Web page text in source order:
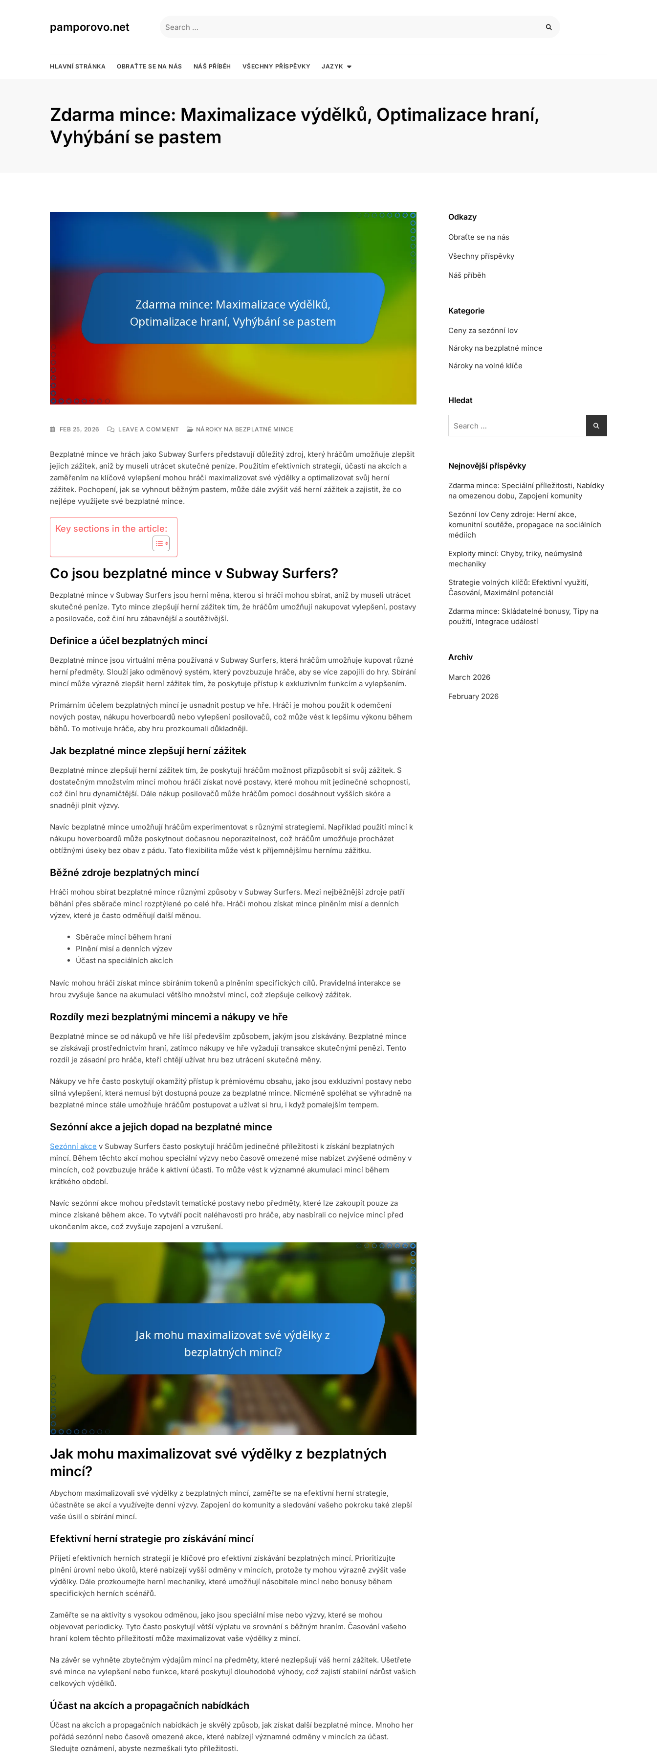
pamporovo.net
for:
HLAVNÍ STRÁNKA OBRAŤTE SE NA NÁS NÁŠ PŘÍBĚH VŠECHNY PŘÍSPĚVKY JAZYK
Zdarma mince: Maximalizace výdělků, Optimalizace hraní,
Vyhýbání se pastem
FEB 25, 2026 LEAVE A COMMENTON
MAXIMALIZACE
VÝDĚLKŮ,
OPTIMALIZACE
VYHÝBÁNÍ
SE
NÁROKY NA BEZPLATNÉ MINCE
Bezplatné mince ve hrách jako Subway Surfers představují důležitý zdroj, který hráčům umožňuje zlepšit
jejich zážitek, aniž by museli utrácet skutečné peníze. Použitím efektivních strategií, účastí na akcích a
zaměřením na klíčové vylepšení mohou hráči maximalizovat své výdělky a optimalizovat svůj herní
zážitek. Pochopení, jak se vyhnout běžným pastem, může dále zvýšit váš herní zážitek a zajistit, že co
nejlépe využijete své bezplatné mince.
Key sections in the article:
Co jsou bezplatné mince v Subway Surfers?
Bezplatné mince v Subway Surfers jsou herní měna, kterou si hráči mohou sbírat, aniž by museli utrácet
skutečné peníze. Tyto mince zlepšují herní zážitek tím, že hráčům umožňují nakupovat vylepšení, postavy
a posilovače, což činí hru zábavnější a soutěživější.
Definice a účel bezplatných mincí
Bezplatné mince jsou virtuální měna používaná v Subway Surfers, která hráčům umožňuje kupovat různé
herní předměty. Slouží jako odměnový systém, který povzbuzuje hráče, aby se více zapojili do hry. Sbírání
mincí může výrazně zlepšit herní zážitek tím, že poskytuje přístup k exkluzivním funkcím a vylepšením.
Primárním účelem bezplatných mincí je usnadnit postup ve hře. Hráči je mohou použít k odemčení
nových postav, nákupu hoverboardů nebo vylepšení posilovačů, což může vést k lepšímu výkonu během
běhů. To motivuje hráče, aby hru prozkoumali důkladněji.
Jak bezplatné mince zlepšují herní zážitek
Bezplatné mince zlepšují herní zážitek tím, že poskytují hráčům možnost přizpůsobit si svůj zážitek. S
dostatečným množstvím mincí mohou hráči získat nové postavy, které mohou mít jedinečné schopnosti,
což činí hru dynamičtější. Dále nákup posilovačů může hráčům pomoci dosáhnout vyšších skóre a
snadněji plnit výzvy.
Navíc bezplatné mince umožňují hráčům experimentovat s různými strategiemi. Například použití mincí k
nákupu hoverboardů může poskytnout dočasnou neporazitelnost, což hráčům umožňuje procházet
obtížnými úseky bez obav z pádu. Tato flexibilita může vést k příjemnějšímu hernímu zážitku.
Běžné zdroje bezplatných mincí
Hráči mohou sbírat bezplatné mince různými způsoby v Subway Surfers. Mezi nejběžnější zdroje patří
běhání přes sběrače mincí rozptýlené po celé hře. Hráči mohou získat mince plněním misí a denních
výzev, které je často odměňují další měnou.
Sběrače mincí během hraní
Plnění misí a denních výzev
Účast na speciálních akcích
Navíc mohou hráči získat mince sbíráním tokenů a plněním specifických cílů. Pravidelná interakce se
hrou zvyšuje šance na akumulaci většího množství mincí, což zlepšuje celkový zážitek.
Rozdíly mezi bezplatnými mincemi a nákupy ve hře
Bezplatné mince se od nákupů ve hře liší především způsobem, jakým jsou získávány. Bezplatné mince
se získávají prostřednictvím hraní, zatímco nákupy ve hře vyžadují transakce skutečnými penězi. Tento
rozdíl je zásadní pro hráče, kteří chtějí užívat hru bez utrácení skutečné měny.
Nákupy ve hře často poskytují okamžitý přístup k prémiovému obsahu, jako jsou exkluzivní postavy nebo
silná vylepšení, která nemusí být dostupná pouze za bezplatné mince. Nicméně spoléhat se výhradně na
bezplatné mince stále umožňuje hráčům postupovat a užívat si hru, i když pomalejším tempem.
Sezónní akce a jejich dopad na bezplatné mince
Sezónní akce v Subway Surfers často poskytují hráčům jedinečné příležitosti k získání bezplatných
mincí. Během těchto akcí mohou speciální výzvy nebo časově omezené mise nabízet zvýšené odměny v
mincích, což povzbuzuje hráče k aktivní účasti. To může vést k významné akumulaci mincí během
krátkého období.
Navíc sezónní akce mohou představit tematické postavy nebo předměty, které lze zakoupit pouze za
mince získané během akce. To vytváří pocit naléhavosti pro hráče, aby nasbírali co nejvíce mincí před
ukončením akce, což zvyšuje zapojení a vzrušení.
Jak mohu maximalizovat své výdělky z bezplatných
mincí?
Abychom maximalizovali své výdělky z bezplatných mincí, zaměřte se na efektivní herní strategie,
účastněte se akcí a využívejte denní výzvy. Zapojení do komunity a sledování vašeho pokroku také zlepší
vaše úsilí o sbírání mincí.
Efektivní herní strategie pro získávání mincí
Přijetí efektivních herních strategií je klíčové pro efektivní získávání bezplatných mincí. Prioritizujte
plnění úrovní nebo úkolů, které nabízejí vyšší odměny v mincích, protože ty mohou výrazně zvýšit vaše
výdělky. Dále prozkoumejte herní mechaniky, které umožňují násobitele mincí nebo bonusy během
specifických herních scénářů.
Zaměřte se na aktivity s vysokou odměnou, jako jsou speciální mise nebo výzvy, které se mohou
objevovat periodicky. Tyto často poskytují větší výplatu ve srovnání s běžným hraním. Časování vašeho
hraní kolem těchto příležitostí může maximalizovat vaše výdělky z mincí.
Na závěr se vyhněte zbytečným výdajům mincí na předměty, které nezlepšují váš herní zážitek. Ušetřete
své mince na vylepšení nebo funkce, které poskytují dlouhodobé výhody, což zajistí stabilní nárůst vašich
celkových výdělků.
Účast na akcích a propagačních nabídkách
Účast na akcích a propagačních nabídkách je skvělý způsob, jak získat další bezplatné mince. Mnoho her
pořádá sezónní nebo časově omezené akce, které nabízejí významné odměny v mincích za účast.
Sledujte oznámení, abyste nezmeškali tyto příležitosti.
Odkazy
Obraťte se na nás
Všechny příspěvky
Náš příběh
Kategorie
Ceny za sezónní lov
Nároky na bezplatné mince
Nároky na volné klíče
Hledat
for:
Nejnovější příspěvky
Zdarma mince: Speciální příležitosti, Nabídky
na omezenou dobu, Zapojení komunity
Sezónní lov Ceny zdroje: Herní akce,
komunitní soutěže, propagace na sociálních
médiích
Exploity mincí: Chyby, triky, neúmyslné
mechaniky
Strategie volných klíčů: Efektivní využití,
Časování, Maximální potenciál
Zdarma mince: Skládatelné bonusy, Tipy na
použití, Integrace událostí
Archiv
March 2026
February 2026